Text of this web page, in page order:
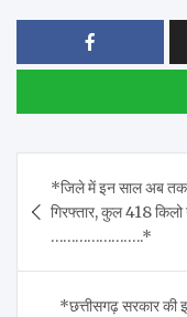
navigation
*जिले में इन साल अब तक
गिरफ्तार, कुल 418
…………………..*
*छत्तीसगढ़ सरकार की